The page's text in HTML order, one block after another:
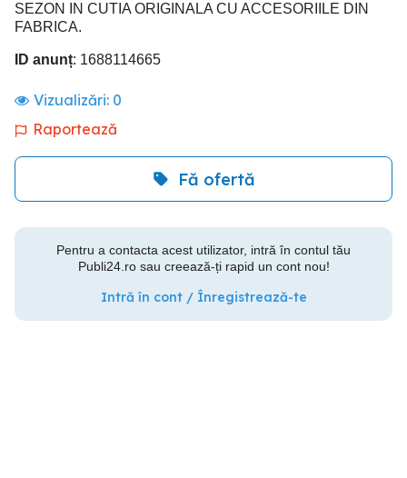
SEZON IN CUTIA ORIGINALA CU ACCESORIILE DIN
FABRICA.
ID anunț: 1688114665
Vizualizări: 0
Raportează
Fă ofertă
Pentru a contacta acest utilizator, intră în contul tău
Publi24.ro sau creează-ți rapid un cont nou!
Intră în cont / Înregistrează-te